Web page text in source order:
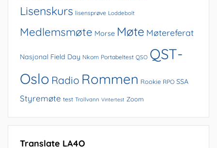
Lisenskurs lisensprøve Loddebolt
Medlemsmøte Morse Møte Møtereferat
Nasjonal Field Day Nkom Portabeltest QSO QST-
Oslo Radio Rommen Rookie RPO SSA
Styremøte test Trollvann Vintertest Zoom
Translate LA4O